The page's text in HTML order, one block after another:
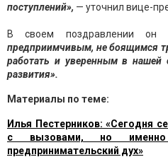
поступлений», — уточнил вице-
В своем поздравлении он
предприимчивым, не боящимся
работать и уверенным в нашей
развития».
Материалы по теме:
Илья Пестерников: «Сегодня
с вызовами, но
предпринимательский дух»